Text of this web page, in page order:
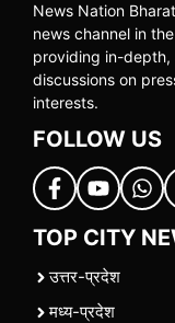
News Nation
news channel in
providing in-
discussions on
interests.
FOLLOW US
TOP CITY
उत्तर-प्रदेश
मध्य-प्रदेश